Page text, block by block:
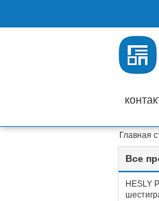
Главная
Все
HESLY